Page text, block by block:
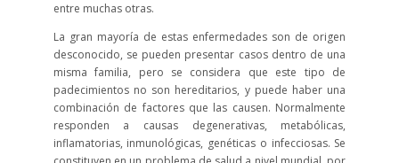
entre muchas otras.
La gran mayoría de estas enfermedades son de origen
desconocido, se pueden presentar casos dentro de una
misma familia, pero se considera que este tipo de
padecimientos no son hereditarios, y puede haber una
combinación de factores que las causen. Normalmente
responden a causas degenerativas, metabólicas,
inflamatorias, inmunológicas, genéticas o infecciosas. Se